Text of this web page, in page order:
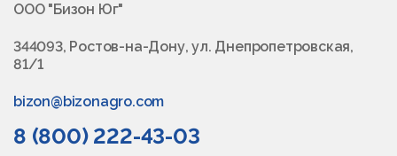
ООО "Бизон Юг"
344093, Ростов-на-Дону, ул. Днепропетровская,
81/1
bizon@bizonagro.com
8 (800) 222-43-03